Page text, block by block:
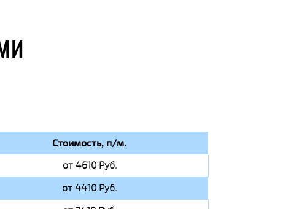
Стоимость, п/м.
от 4610 Руб.
от 4410 Руб.